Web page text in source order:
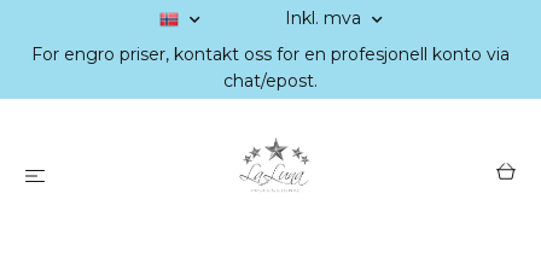
Inkl. mva
For engro priser, kontakt oss for en profesjonell konto via
chat/epost.